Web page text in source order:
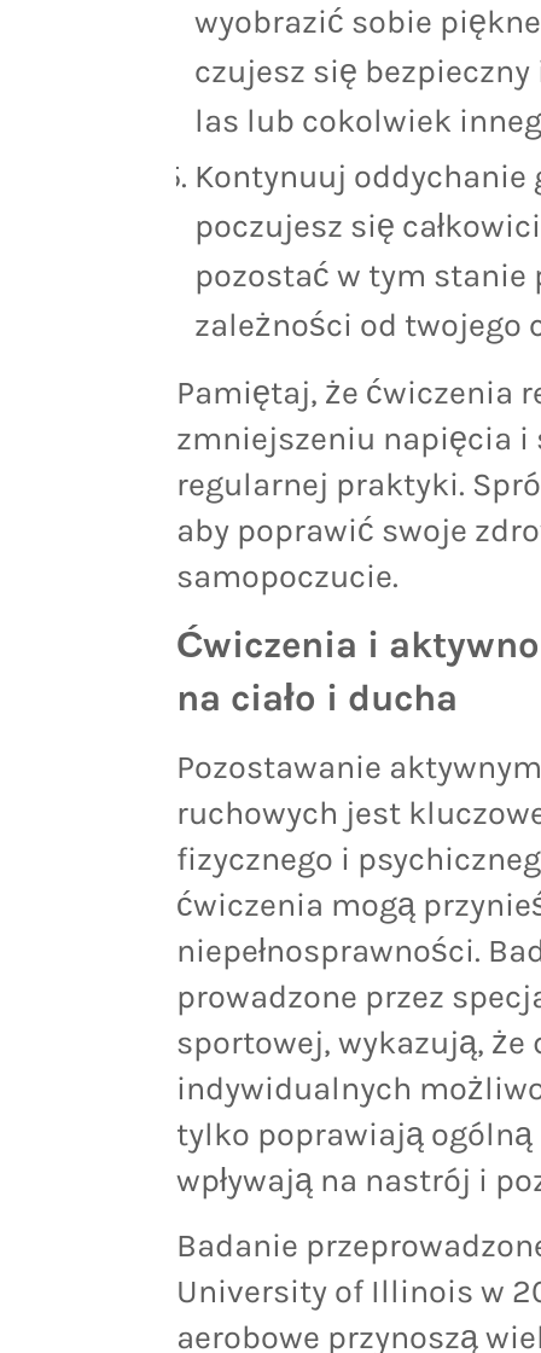
wyobrazić sobie
czujesz się
las lub cokolwiek
Kontynuuj oddychanie
poczujesz się
pozostać w tym stanie
zależności od twojego
Pamiętaj, że ćwiczenia
zmniejszeniu napięcia i
regularnej praktyki.
aby poprawić swoje
samopoczucie.
Ćwiczenia i
na ciało i ducha
Pozostawanie
ruchowych jest
fizycznego i
ćwiczenia mogą
niepełnosprawności.
prowadzone przez
sportowej, wykazują, że
indywidualnych
tylko poprawiają
wpływają na nastrój i
Badanie
University of Illinois w
aerobowe przynoszą